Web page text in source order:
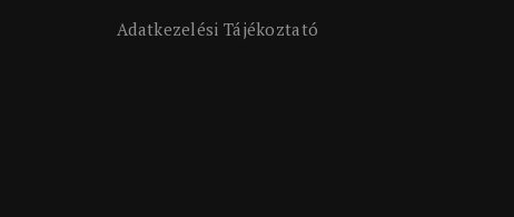
Adatkezelési Tájékoztató